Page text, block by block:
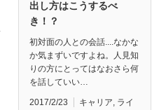
出し方はこうするべ
き！？
初対面の人との会話....なかな
か気まずいですよね。人見知
りの方にとってはなおさら何
を話していい…
2017/2/23 キャリア, ライ